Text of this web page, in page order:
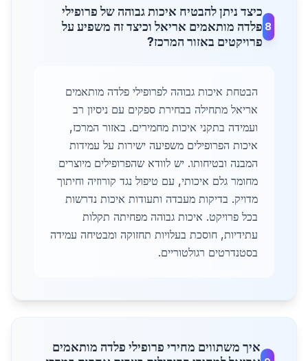
8
כיצד ניתן להבטיח איכות גבוהה של פרופילי
פלדה מותאמים אריאל וכיצד זה משפיע על
פרויקטים באזור המרכז?
הבטחת איכות גבוהה לפרופילי פלדה מותאמים
אריאל מתחילה בבחירת ספקים עם ניסיון רב
ועמידה בתקני איכות מחמירים. באזור המרכז,
איכות הפרופילים משפיעה ישירות על עמידות
המבנה ובטיחותו. יש לוודא שהפרופילים מיוצרים
מחומר גלם איכותי, עם טיפול נגד קורוזיה וחיתוך
מדויק. בדיקות מעבדה ותעודות איכות נדרשות
בכל פרויקט. איכות גבוהה מפחיתה תקלות
עתידיות, חוסכת בעלויות תחזוקה ומבטיחה עמידה
בסטנדרטים רגולטוריים.
איך משתווים מחירי פרופילי פלדה מותאמים